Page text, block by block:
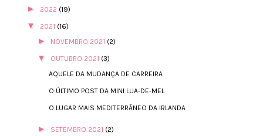
► 2022 (19)
▼ 2021 (16)
► NOVEMBRO 2021 (2)
▼ OUTUBRO 2021 (3)
AQUELE DA MUDANÇA DE CARREIRA
O ÚLTIMO POST DA MINI LUA-DE-MEL
O LUGAR MAIS MEDITERRÂNEO DA IRLANDA
► SETEMBRO 2021 (2)